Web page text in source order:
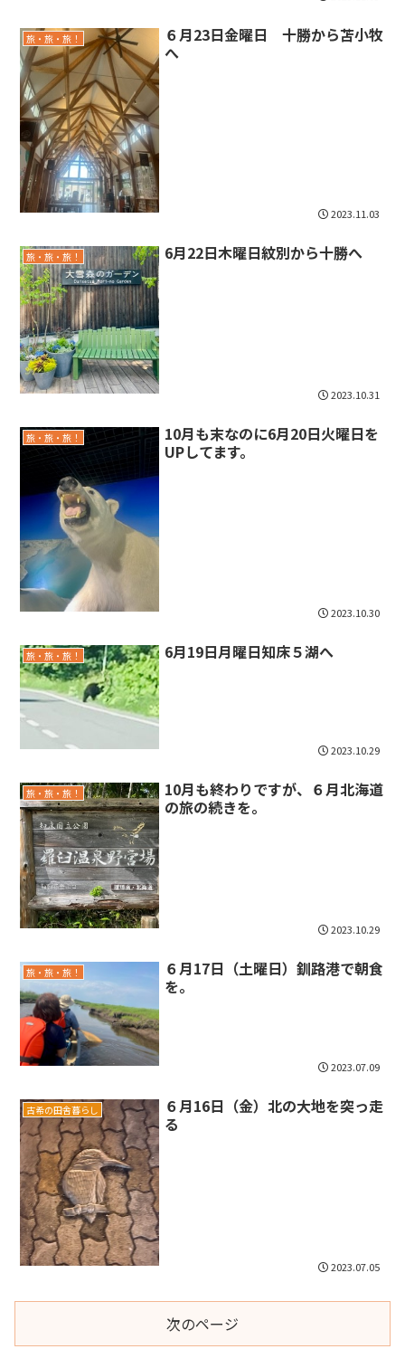
旅・旅・旅！
６月23日金曜日 十勝から苫小牧
へ
2023.11.03
旅・旅・旅！ 6月22日木曜日紋別から十勝へ
2023.10.31
旅・旅・旅！
10月も末なのに6月20日火曜日を
UPしてます。
2023.10.30
旅・旅・旅！ 6月19日月曜日知床５湖へ
2023.10.29
旅・旅・旅！
10月も終わりですが、６月北海道
の旅の続きを。
2023.10.29
旅・旅・旅！
６月17日（土曜日）釧路港で朝食
を。
2023.07.09
古希の田舎暮らし
６月16日（金）北の大地を突っ走
る
2023.07.05
次のページ